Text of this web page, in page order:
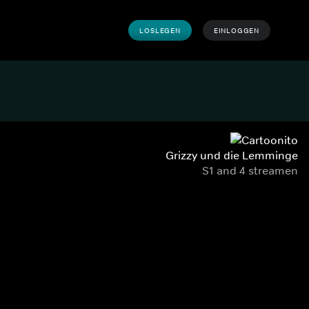
LOSLEGEN EINLOGGEN
Grizzy und die Lemminge
S1 and 4 streamen